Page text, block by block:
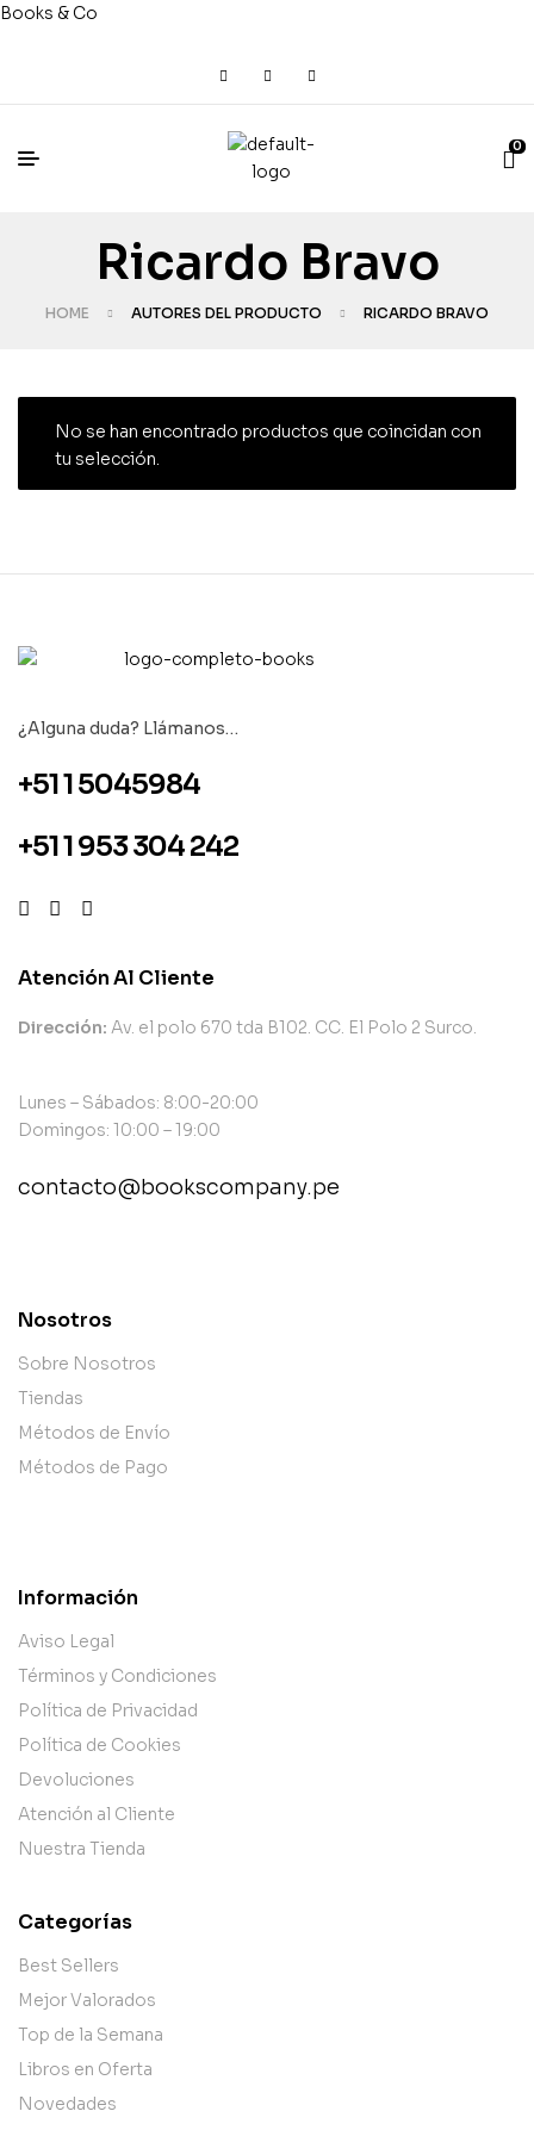
Books & Co
0
Ricardo Bravo
HOME AUTORES DEL PRODUCTO RICARDO BRAVO
No se han encontrado productos que coincidan con
tu selección.
¿Alguna duda? Llámanos…
+51 1 5045984
+51 1 953 304 242
Atención Al Cliente
Dirección: Av. el polo 670 tda B102. CC. El Polo 2 Surco.
Lunes – Sábados: 8:00-20:00
Domingos: 10:00 – 19:00
contacto@bookscompany.pe
Nosotros
Sobre Nosotros
Tiendas
Métodos de Envío
Métodos de Pago
Información
Aviso Legal
Términos y Condiciones
Política de Privacidad
Política de Cookies
Devoluciones
Atención al Cliente
Nuestra Tienda
Categorías
Best Sellers
Mejor Valorados
Top de la Semana
Libros en Oferta
Novedades